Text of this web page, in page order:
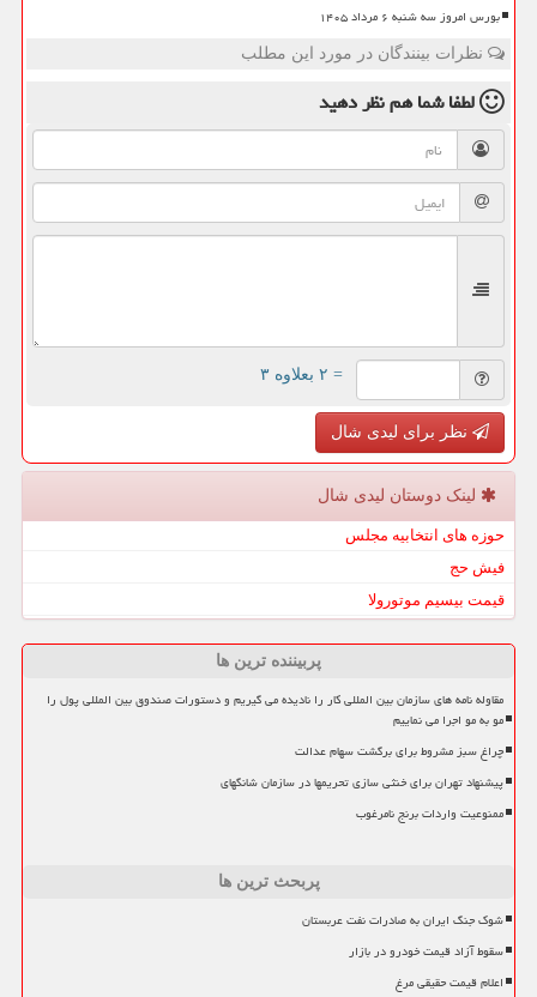
بورس امروز سه شنبه ۶ مرداد ۱۴۰۵
نظرات بینندگان در مورد این مطلب
لطفا شما همنظر دهید
= ۲ بعلاوه ۳
نظر برای لیدی شال
لینک دوستان لیدی شال
حوزه های انتخابیه مجلس
فیش حج
قیمت بیسیم موتورولا
پربیننده ترین ها
مقاوله نامه های سازمان بین المللی کار را نادیده می گیریم و دستورات صندوق بین المللی پول را
مو به مو اجرا می نماییم
چراغ سبز مشروط برای برگشت سهام عدالت
پیشنهاد تهران برای خنثی سازی تحریمها در سازمان شانگهای
ممنوعیت واردات برنج نامرغوب
پربحث ترین ها
شوک جنگ ایران به صادرات نفت عربستان
سقوط آزاد قیمت خودرو در بازار
اعلام قیمت حقیقی مرغ